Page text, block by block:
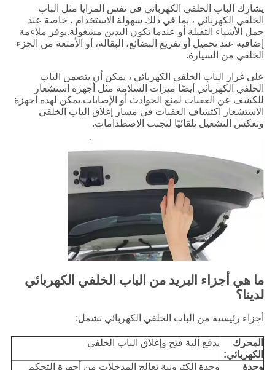
يشارك الباب الخلفي الكهربائي في نفس المزايا مثل الباب
الخلفي الكهربائي ، بما في ذلك سهولة الاستخدام ، خاصة عند
حمل الأشياء الثقيلة أو عندما تكون اليدين مشغولة.يوفر ملاءمة
إضافية عند تحميل أو تفريغ البضائع، البقالة، أو الأمتعة من الجزء
الخلفي من السيارة.
على غرار الباب الخلفي الكهربائي ، يمكن أن يتضمن الباب
الخلفي الكهربائي أيضًا ميزات السلامة مثل أجهزة استشعار
للكشف عن العقبات لمنع الحوادث أو الإصابات.يمكن لهذه أجهزة
الاستشعار اكتشاف العقبات في مسار إغلاق الباب الخلفي
وتعكس التشغيل تلقائيًا لتجنب الاصطدامات.
ما هي أجزاء البريد من الباب الخلفي الكهربائي
لدينا؟
أجزاء رئيسية من الباب الخلفي الكهربائي تشمل:
المحرك
الكهربائي:
يدفع آلية فتح وإغلاق الباب الخلفي
وحدة وحدة إلكترونية تعالج المدخلات من أجهزة التحكم